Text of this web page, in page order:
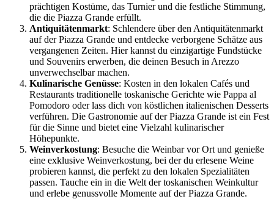
prächtigen Kostüme, das Turnier und die festliche Stimmung,
die die Piazza Grande erfüllt.
Antiquitätenmarkt: Schlendere über den Antiquitätenmarkt
auf der Piazza Grande und entdecke verborgene Schätze aus
vergangenen Zeiten. Hier kannst du einzigartige Fundstücke
und Souvenirs erwerben, die deinen Besuch in Arezzo
unverwechselbar machen.
Kulinarische Genüsse: Kosten in den lokalen Cafés und
Restaurants traditionelle toskanische Gerichte wie Pappa al
Pomodoro oder lass dich von köstlichen italienischen Desserts
verführen. Die Gastronomie auf der Piazza Grande ist ein Fest
für die Sinne und bietet eine Vielzahl kulinarischer
Höhepunkte.
Weinverkostung: Besuche die Weinbar vor Ort und genieße
eine exklusive Weinverkostung, bei der du erlesene Weine
probieren kannst, die perfekt zu den lokalen Spezialitäten
passen. Tauche ein in die Welt der toskanischen Weinkultur
und erlebe genussvolle Momente auf der Piazza Grande.